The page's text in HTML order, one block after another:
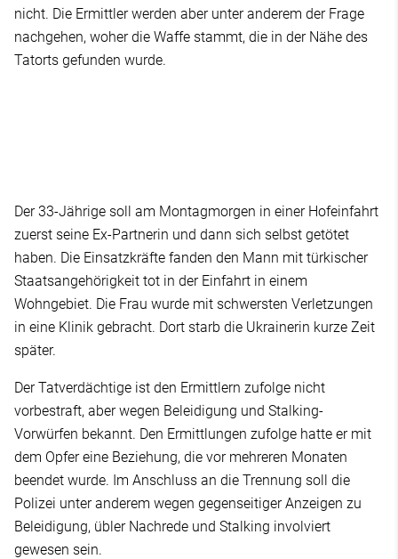
nicht. Die Ermittler werden aber unter anderem der Frage
nachgehen, woher die Waffe stammt, die in der Nähe des
Tatorts gefunden wurde.
Der 33-Jährige soll am Montagmorgen in einer Hofeinfahrt
zuerst seine Ex-Partnerin und dann sich selbst getötet
haben. Die Einsatzkräfte fanden den Mann mit türkischer
Staatsangehörigkeit tot in der Einfahrt in einem
Wohngebiet. Die Frau wurde mit schwersten Verletzungen
in eine Klinik gebracht. Dort starb die Ukrainerin kurze Zeit
später.
Der Tatverdächtige ist den Ermittlern zufolge nicht
vorbestraft, aber wegen Beleidigung und Stalking-
Vorwürfen bekannt. Den Ermittlungen zufolge hatte er mit
dem Opfer eine Beziehung, die vor mehreren Monaten
beendet wurde. Im Anschluss an die Trennung soll die
Polizei unter anderem wegen gegenseitiger Anzeigen zu
Beleidigung, übler Nachrede und Stalking involviert
gewesen sein.